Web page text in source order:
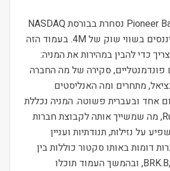
Pioneer Bancorp Inc (PBFS) נסחרת בבורסת NASDAQ
ופועלת בסקטור פיננסים בשווי שוק של 4M. בעמוד הזה
כדי להבין במהירות את המניה:
פונדמנטליים, סקירה של מה החברה
מתחרים ומה האנליסטים
אחד ובעברית פשוטה. המניה נכללת
במדד Russell 2000, מה שמשייך אותה לקבוצת חברות
על נזילות, תנודתיות ועניין
דומות באותו סקטור כוללות בין
היתר את BRK.B, BRK.A, V, ובהמשך העמוד תוכלו